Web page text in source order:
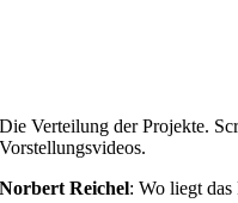
Die Verteilung der Projekte.
Vorstellungsvideos.
Norbert Reichel: Wo liegt